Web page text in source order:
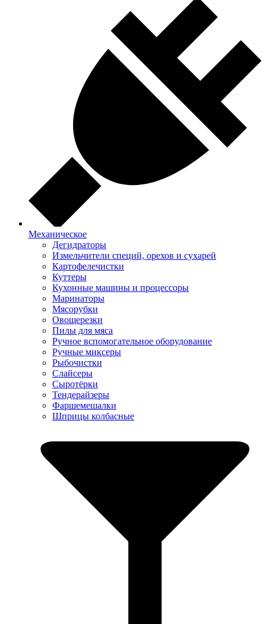
Механическое
Дегидраторы
Измельчители специй, орехов и сухарей
Картофелечистки
Куттеры
Кухонные машины и процессоры
Маринаторы
Мясорубки
Овощерезки
Пилы для мяса
Ручное вспомогательное оборудование
Ручные миксеры
Рыбочистки
Слайсеры
Сыротёрки
Тендерайзеры
Фаршемешалки
Шприцы колбасные